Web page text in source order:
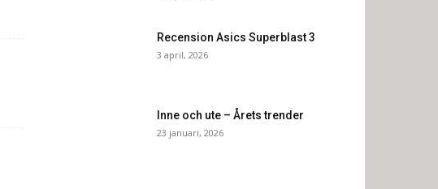
Recension Asics Superblast 3
3 april, 2026
Inne och ute – Årets trender
23 januari, 2026